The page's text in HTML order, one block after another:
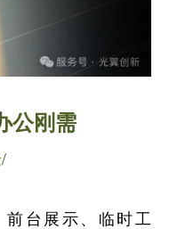
公刚需
台展示、临时工